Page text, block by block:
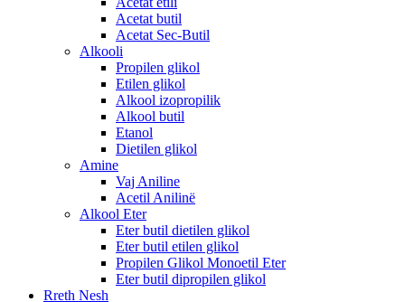
Acetat butil
Acetat Sec-Butil
Alkooli
Propilen glikol
Etilen glikol
Alkool izopropilik
Alkool butil
Etanol
Dietilen glikol
Amine
Vaj Aniline
Acetil Anilinë
Alkool Eter
Eter butil dietilen glikol
Eter butil etilen glikol
Propilen Glikol Monoetil Eter
Eter butil dipropilen glikol
Rreth Nesh